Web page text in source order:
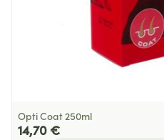
Opti Coat 250ml
14,70 €